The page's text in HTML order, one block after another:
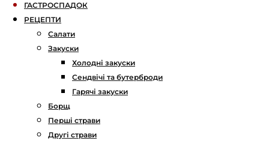
ГАСТРОСПАДОК
РЕЦЕПТИ
Салати
Закуски
Холодні закуски
Сендвічі та бутерброди
Гарячі закуски
Борщ
Перші страви
Другі страви